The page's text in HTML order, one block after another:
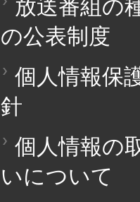
放送番組の
の公表制度
個人情報保
針
個人情報の
いについて